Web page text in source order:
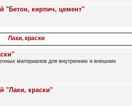
"Бетон, кирпич, цемент"
Лаки, краски
материалов для внутренних и внешних
"Лаки, краски"